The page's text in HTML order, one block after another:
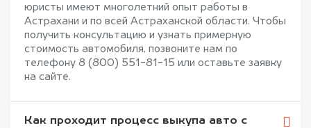
юристы имеют многолетний опыт работы в
Астрахани и по всей Астраханской области. Чтобы
получить консультацию и узнать примерную
стоимость автомобиля, позвоните нам по
телефону 8 (800) 551-81-15 или оставьте заявку
на сайте.
Как проходит процесс выкупа авто с